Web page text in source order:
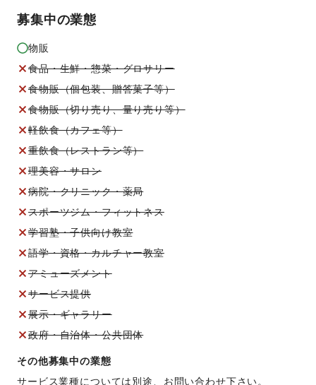
募集中の業態
物販
食品・生鮮・惣菜・グロサリー
食物販（個包装、贈答菓子等）
食物販（切り売り、量り売り等）
軽飲食（カフェ等）
重飲食（レストラン等）
理美容・サロン
病院・クリニック・薬局
スポーツジム・フィットネス
学習塾・子供向け教室
語学・資格・カルチャー教室
アミューズメント
サービス提供
展示・ギャラリー
政府・自治体・公共団体
その他募集中の業態
サービス業種については別途、お問い合わせ下さい。